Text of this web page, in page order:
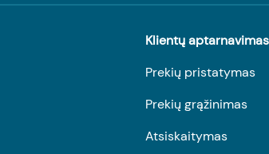
Klientų aptarnavimas
Prekių pristatymas
Prekių grąžinimas
Atsiskaitymas